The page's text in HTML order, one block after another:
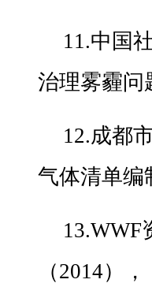
11.中国
治理雾霾问
12.成都
气体清单编
13.WWF
（2014）